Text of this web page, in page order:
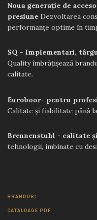
Noua generație de
presiune Dezvoltarea
performanțe optime în
SQ - Implementari,
Quality îmbrățișează
calitate.
Euroboor- pentru
Calitate și fiabilitate până
Brennenstuhl - calitate
tehnologii, imbinate cu
BRANDURI
CATALOAGE PDF